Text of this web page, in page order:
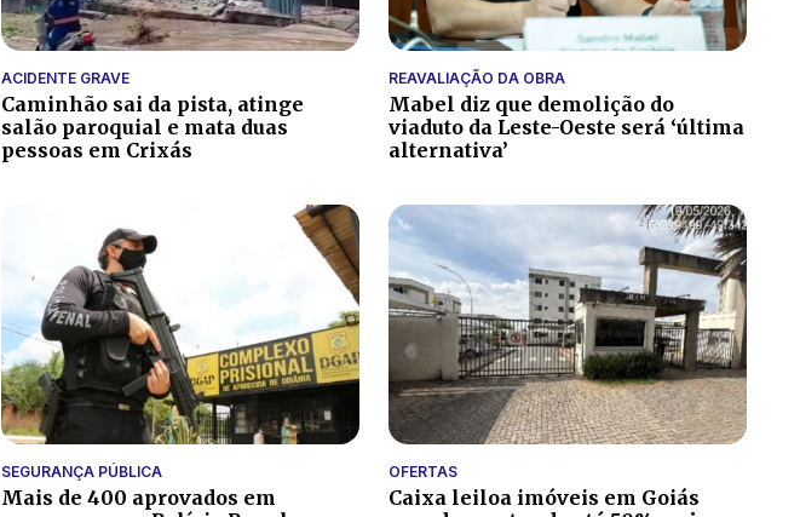
ACIDENTE GRAVE
Caminhão sai da pista, atinge
salão paroquial e mata duas
pessoas em Crixás
REAVALIAÇÃO DA OBRA
Mabel diz que demolição do
viaduto da Leste-Oeste será ‘última
alternativa’
SEGURANÇA PÚBLICA
Mais de 400 aprovados em
OFERTAS
Caixa leiloa imóveis em Goiás